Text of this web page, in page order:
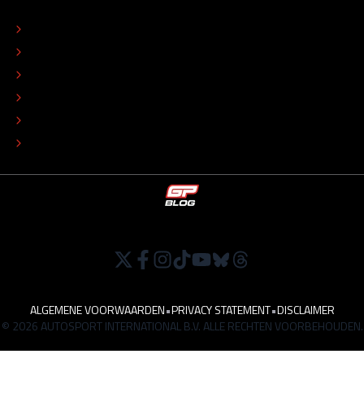
ALGEMENE VOORWAARDEN•PRIVACY STATEMENT•DISCLAIMER
© 2026 AUTOSPORT INTERNATIONAL B.V. ALLE RECHTEN VOORBEHOUDEN.